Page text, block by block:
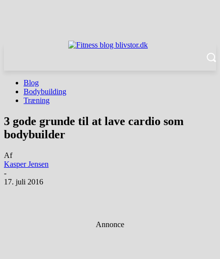
Blog
Bodybuilding
Træning
3 gode grunde til at lave cardio som
bodybuilder
Af
Kasper Jensen
-
17. juli 2016
Annonce